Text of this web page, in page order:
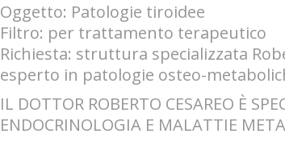
Oggetto: Patologie tiroidee
Filtro: per trattamento terapeutico
Richiesta: struttura specializzata
esperto in patologie osteo-
IL DOTTOR ROBERTO CESAREO È
ENDOCRINOLOGIA E MALATTIE